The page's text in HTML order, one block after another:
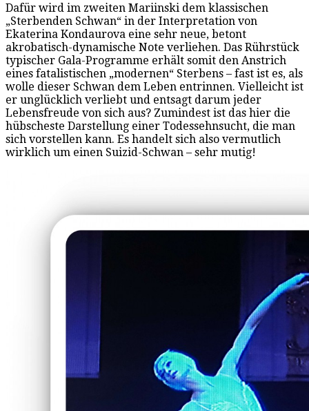
Dafür wird im zweiten Mariinski dem klassischen
„Sterbenden Schwan“ in der Interpretation von
Ekaterina Kondaurova eine sehr neue, betont
akrobatisch-dynamische Note verliehen. Das Rührstück
typischer Gala-Programme erhält somit den Anstrich
eines fatalistischen „modernen“ Sterbens – fast ist es, als
wolle dieser Schwan dem Leben entrinnen. Vielleicht ist
er unglücklich verliebt und entsagt darum jeder
Lebensfreude von sich aus? Zumindest ist das hier die
hübscheste Darstellung einer Todessehnsucht, die man
sich vorstellen kann. Es handelt sich also vermutlich
wirklich um einen Suizid-Schwan – sehr mutig!